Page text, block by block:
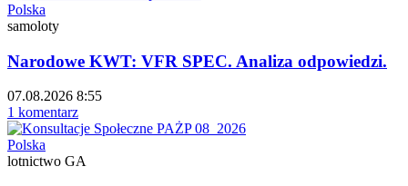
Polska
samoloty
Narodowe KWT: VFR SPEC. Analiza odpowiedzi.
07.08.2026 8:55
1 komentarz
Polska
lotnictwo GA